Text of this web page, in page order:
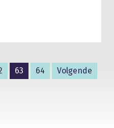
63 64 Volgende